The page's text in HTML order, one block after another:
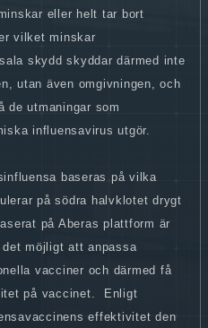
eller helt tar bort
vilket minskar
skydd skyddar därmed inte
utan även omgivningen, och
de utmaningar som
influensavirus utgör.
baseras på vilka
på södra halvklotet drygt
på Aberas plattform är
möjligt att anpassa
vacciner och därmed få
på vaccinet.
Enligt
effektivitet den